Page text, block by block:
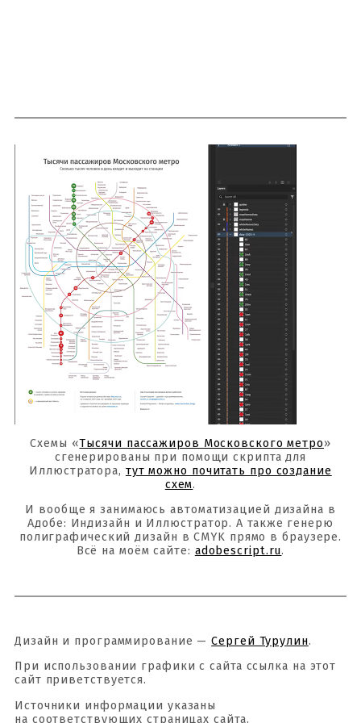
Схемы «Тысячи пассажиров Московского метро»
сгенерированы при помощи скрипта для
Иллюстратора, тут можно почитать про создание
схем.
И вообще я занимаюсь автоматизацией дизайна в
Адобе: Индизайн и Иллюстратор. А также генерю
полиграфический дизайн в CMYK прямо в браузере.
Всё на моём сайте: adobescript.ru.
Дизайн и программирование —Сергей Турулин.
При использовании графики с сайта ссылка на этот
сайт приветствуется.
Источники информации указаны
на соответствующих страницах сайта.